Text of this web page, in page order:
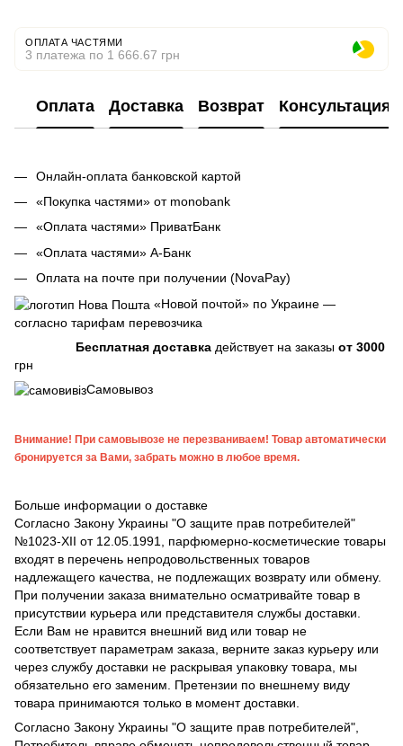
ОПЛАТА ЧАСТЯМИ
3 платежа по 1 666.67 грн
Оплата Доставка Возврат Консультация
Онлайн-оплата банковской картой
«Покупка частями» от monobank
«Оплата частями» ПриватБанк
«Оплата частями» А-Банк
Оплата на почте при получении (NovaPay)
«Новой почтой» по Украине —
согласно тарифам перевозчика
Бесплатная доставка действует на заказы от 3000
грн
Самовывоз
Внимание! При самовывозе не перезваниваем! Товар автоматически
бронируется за Вами, забрать можно в любое время.
Больше информации о доставке
Согласно Закону Украины "О защите прав потребителей"
№1023-XII от 12.05.1991, парфюмерно-косметические товары
входят в перечень непродовольственных товаров
надлежащего качества, не подлежащих возврату или обмену.
При получении заказа внимательно осматривайте товар в
присутствии курьера или представителя службы доставки.
Если Вам не нравится внешний вид или товар не
соответствует параметрам заказа, верните заказ курьеру или
через службу доставки не раскрывая упаковку товара, мы
обязательно его заменим. Претензии по внешнему виду
товара принимаются только в момент доставки.
Согласно Закону Украины "О защите прав потребителей",